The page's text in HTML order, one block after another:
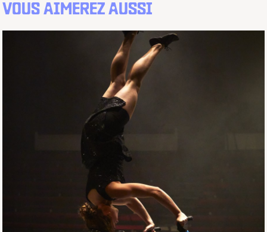
VOUS AIMEREZ AUSSI